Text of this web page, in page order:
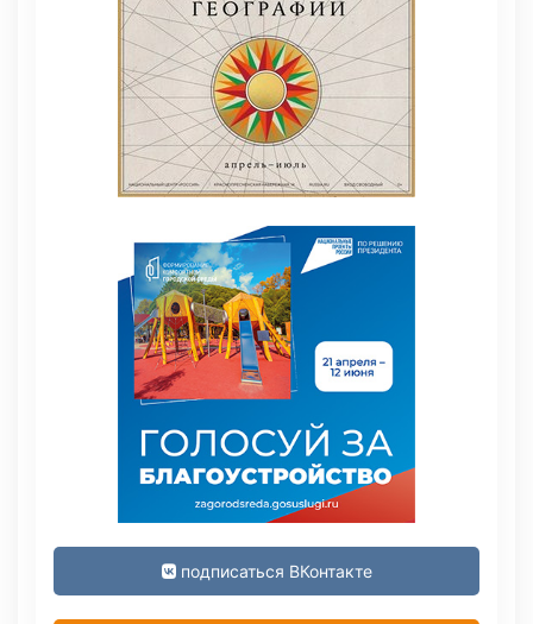
подписаться ВКонтакте